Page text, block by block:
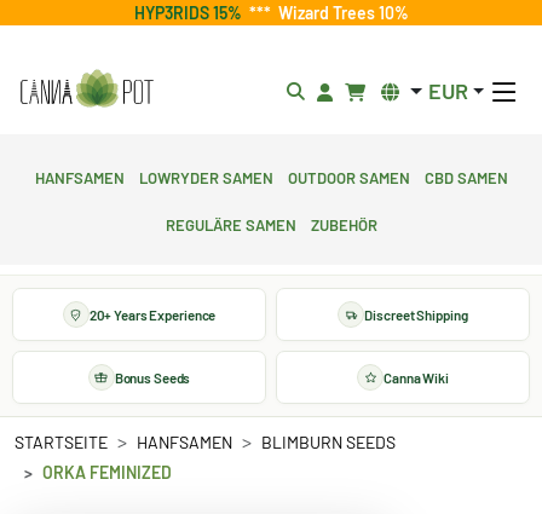
HYP3RIDS 15% *** Wizard Trees 10%
EUR
Hanfsamen Lowryder Samen Outdoor Samen CBD Samen
Reguläre Samen Zubehör
20+ Years Experience Discreet Shipping
Bonus Seeds Canna Wiki
STARTSEITE HANFSAMEN
BLIMBURN SEEDS
ORKA FEMINIZED